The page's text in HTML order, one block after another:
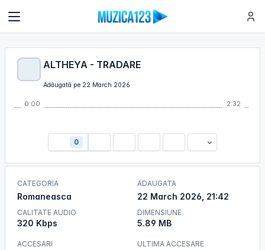
ALTHEYA - TRADARE
Adăugată pe 22 March 2026
0:00 2:32
0
CATEGORIA
Romaneasca
CALITATE AUDIO
320 Kbps
ADAUGATA
22 March 2026, 21:42
DIMENSIUNE
5.89 MB
ACCESARI ULTIMA ACCESARE